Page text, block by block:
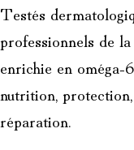
Testés
professionnels de
enrichie en oméga-
nutrition,
réparation.